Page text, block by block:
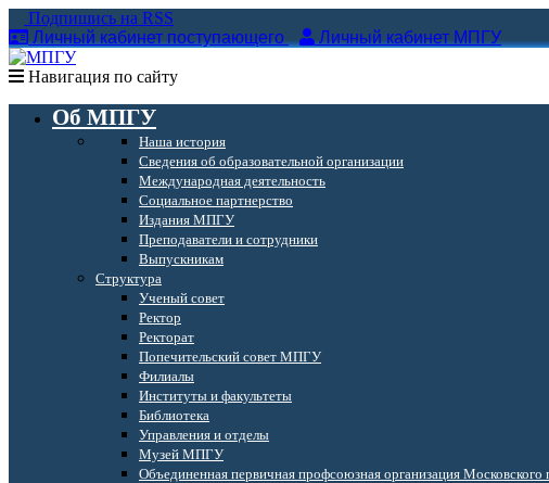
Подпишись на RSS
Личный кабинет поступающего
Личный кабинет МПГУ
Навигация по сайту
Об МПГУ
Наша история
Сведения об образовательной организации
Международная деятельность
Социальное партнерство
Издания МПГУ
Преподаватели и сотрудники
Выпускникам
Структура
Ученый совет
Ректор
Ректорат
Попечительский совет МПГУ
Филиалы
Институты и факультеты
Библиотека
Управления и отделы
Музей МПГУ
Объединенная первичная профсоюзная организация